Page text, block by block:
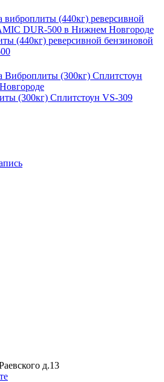
(440кг) реверсивной бензиновой
(300кг) Сплитстоун VS-309
д.13